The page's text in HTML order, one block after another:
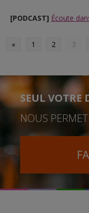
[PODCAST] Écoute
« 1 2 3
SEUL VOTRE
NOUS PERMET